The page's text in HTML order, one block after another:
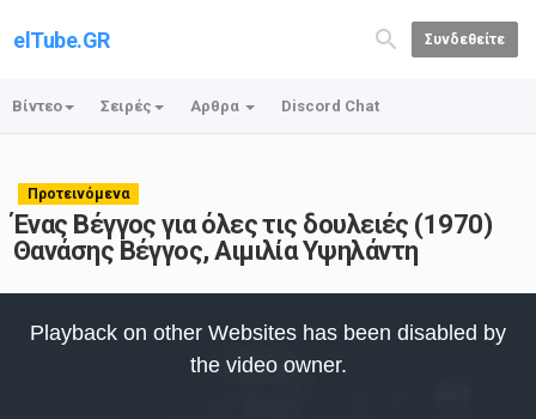
elTube.GR Συνδεθείτε
Βίντεο Σειρές Αρθρα Discord Chat
Προτεινόμενα
Ένας Βέγγος για όλες τις δουλειές (1970)
Θανάσης Βέγγος, Αιμιλία Υψηλάντη
Playback on other Websites has been disabled by
the video owner.